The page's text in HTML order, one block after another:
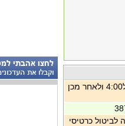
עיכוב קיצוני -דחיית טיסה מ15:30 אחה"צ ל4:00 ולאחר מכן
כרטיסי